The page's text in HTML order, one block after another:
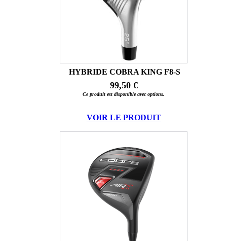
HYBRIDE COBRA KING F8-S
99,50 €
Ce produit est disponible avec options.
VOIR LE PRODUIT